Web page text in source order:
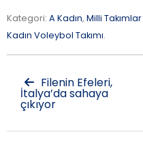
Kategori: A Kadın, Milli Takımlar
Kadın Voleybol Takımı.
Filenin Efeleri,
İtalya’da sahaya
çıkıyor